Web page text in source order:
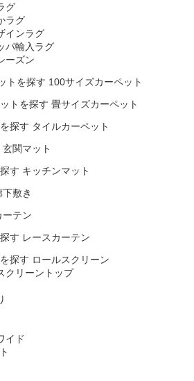
グ
ラグ
インラグ
パ輸入ラグ
ーズン
100サイズカーペット
畳サイズカーペット
タイルカーペット
玄関マット
キッチンマット
下敷き
ーテン
レースカーテン
ロールスクリーン
クリーントップ
イド